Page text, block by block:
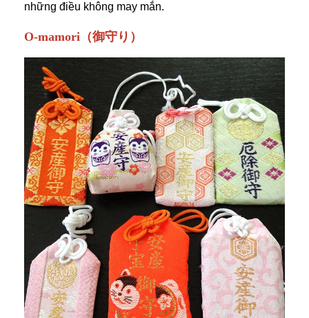
những điều không may mắn.
O-mamori（御守り）